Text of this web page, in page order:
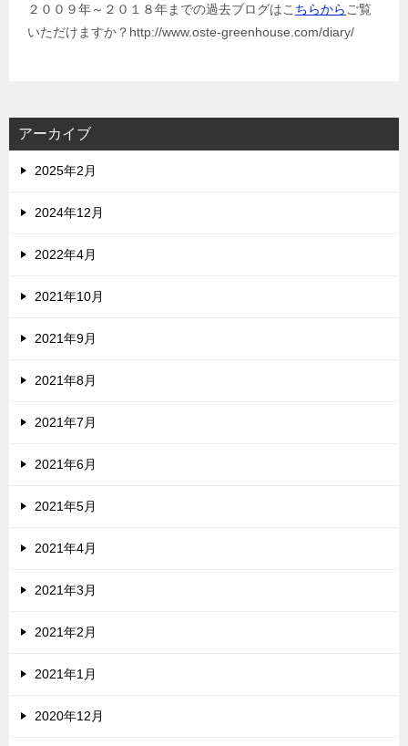
２００９年～２０１８年までの過去ブログはこ ちらから ご覧
いただけますか？http://www.oste-greenhouse.com/diary/
アーカイブ
2025年2月
2024年12月
2022年4月
2021年10月
2021年9月
2021年8月
2021年7月
2021年6月
2021年5月
2021年4月
2021年3月
2021年2月
2021年1月
2020年12月